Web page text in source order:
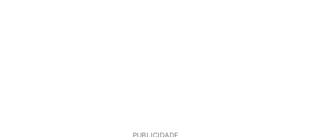
PUBLICIDADE